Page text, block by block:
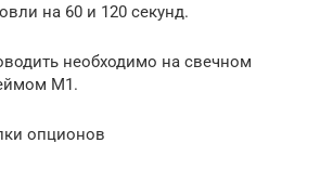
на 60 и 120 секунд.
необходимо на свечном
М1.
опционов